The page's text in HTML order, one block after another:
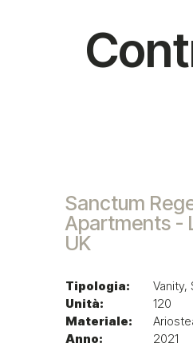
Sanctum
Apartments -
UK
Tipologia:
Vanity,
Unità:
120
Materiale:
Anno:
2021